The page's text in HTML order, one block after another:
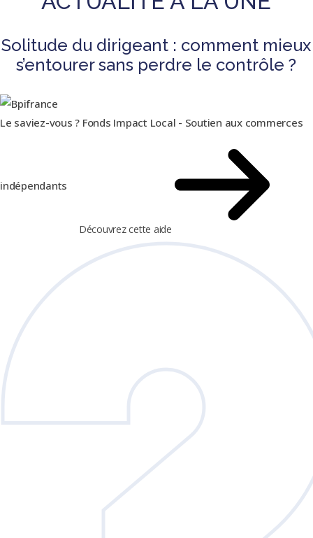
Solitude du dirigeant : comment mieux
s’entourer sans perdre le contrôle ?
Le saviez-vous ? Fonds Impact Local - Soutien aux commerces
indépendants
Découvrez cette aide